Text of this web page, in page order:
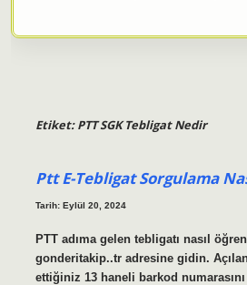
Etiket:PTT SGK Tebligat Nedir
Ptt E-Tebligat Sorgulama
Tarih: Eylül 20, 2024
PTT adıma gelen tebligatı nasıl
gonderitakip..tr adresine gidin.
ettiğiniz 13 haneli barkod